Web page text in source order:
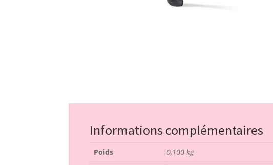
Informations complémentaires
Poids
0,100 kg